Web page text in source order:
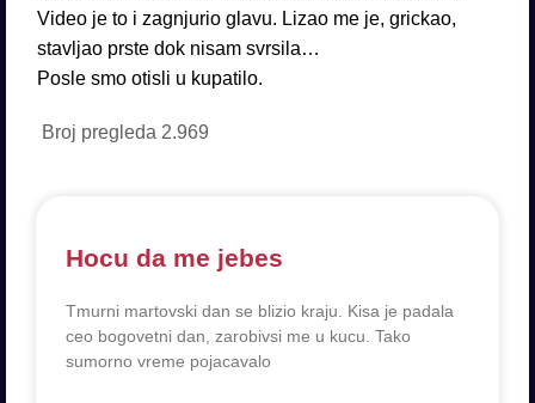
Video je to i zagnjurio glavu. Lizao me je, grickao,
stavljao prste dok nisam svrsila…
Posle smo otisli u kupatilo.
Broj pregleda 2.969
Hocu da me jebes
Tmurni martovski dan se blizio kraju. Kisa je padala
ceo bogovetni dan, zarobivsi me u kucu. Tako
sumorno vreme pojacavalo